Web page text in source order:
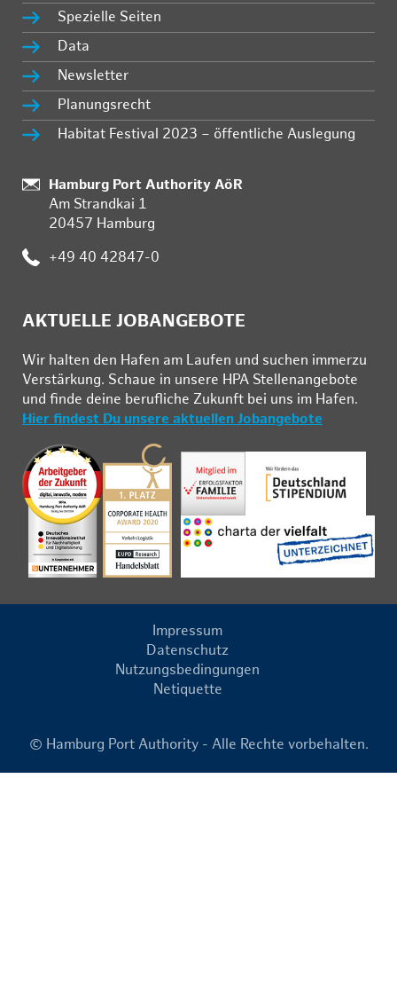
Spezielle Seiten
Data
Newsletter
Planungsrecht
Habitat Festival 2023 – öffentliche Auslegung
:
Hamburg Port Authority AöR
Am Strandkai 1
20457 Hamburg
: +49 40 42847-0
AKTUELLE JOBANGEBOTE
Wir hal­ten den Ha­fen am Lau­fen und su­chen im­mer­zu
Ver­stär­kung. Schau­e in un­se­re HPA Stel­len­an­ge­bo­te
und fin­de deine be­ruf­li­che Zu­kunft bei uns im Ha­fen.
Hier findest Du unsere aktuellen Jobangebote
Impressum
Datenschutz
Nutzungsbedingungen
Netiquette
© Hamburg Port Authority - Alle Rechte vorbehalten.